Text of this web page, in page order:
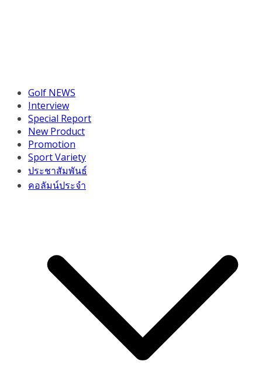
Golf NEWS
Interview
Special Report
New Product
Promotion
Sport Variety
ประชาสัมพันธ์
คอลัมน์ประจำ